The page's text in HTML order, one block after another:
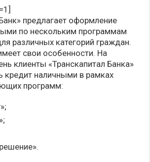
предлагает оформление
по нескольким программам
различных категорий граждан.
свои особенности. На
клиенты «Транскапитал Банка»
кредит наличными в рамках
программ: